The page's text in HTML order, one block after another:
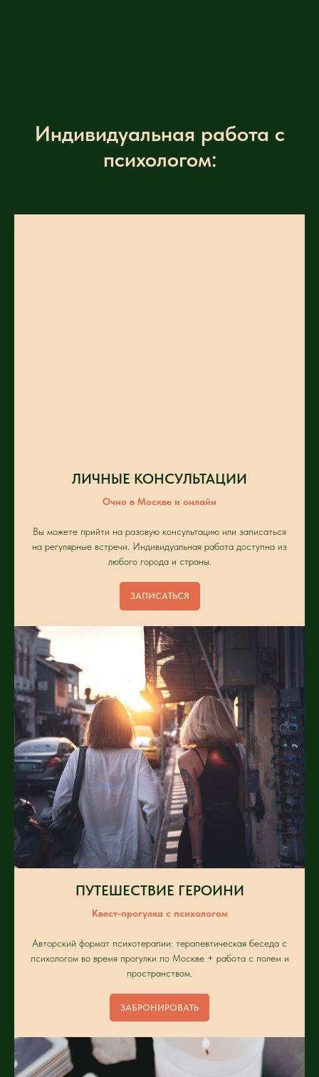
Индивидуальная работа с
психологом:
ЛИЧНЫЕ КОНСУЛЬТАЦИИ
Очно в Москве и онлайн
Вы можете прийти на разовую консультацию или записаться
на регулярные встречи. Индивидуальная работа доступна из
любого города и страны.
ЗАПИСАТЬСЯ
ПУТЕШЕСТВИЕ ГЕРОИНИ
Квест-прогулка с психологом
Авторский формат психотерапии: терапевтическая беседа с
психологом во время прогулки по Москве + работа с полем и
пространством.
ЗАБРОНИРОВАТЬ